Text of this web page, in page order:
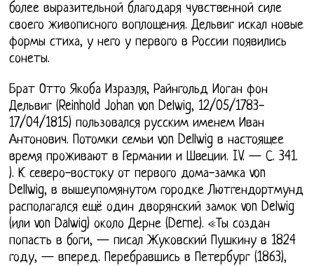
более выразительной благодаря чувственной силе
своего живописного воплощения. Дельвиг искал новые
формы стиха, у него у первого в России появились
сонеты.
Брат Отто Якоба Израэля, Райнгольд Иоган фон
Дельвиг (Reinhold Johan von Delwig, 12/05/1783-
17/04/1815) пользовался русским именем Иван
Антонович. Потомки семьи von Dellwig в настоящее
время проживают в Германии и Швеции. IV. — С. 341.
). К северо-востоку от первого дома-замка von
Dellwig, в вышеупомянутом городке Лютгендортмунд
располагался ещё один дворянский замок von Delwig
(или von Dalwig) около Дерне (Derne). «Ты создан
попасть в боги, — писал Жуковский Пушкину в 1824
году, — вперед. Перебравшись в Петербург (1863),